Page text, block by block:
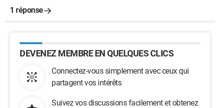
1 réponse
DEVENEZ MEMBRE EN QUELQUES CLICS
Connectez-vous simplement avec ceux qui
partagent vos intérêts
Suivez vos discussions facilement et obtenez